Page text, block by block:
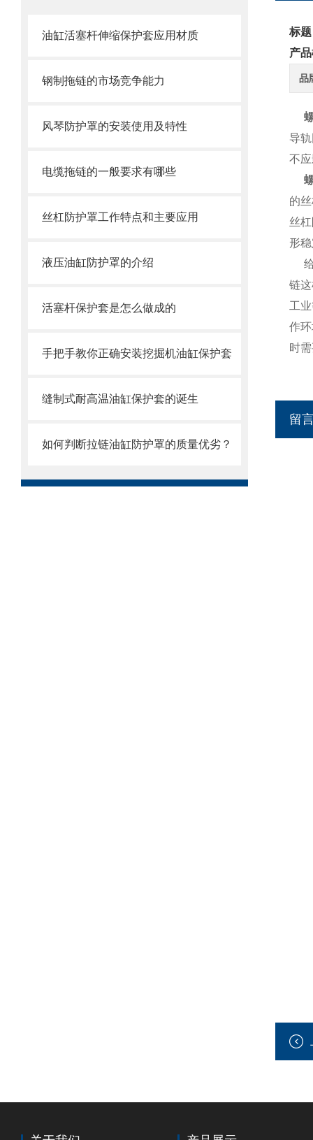
油缸活塞杆伸缩保护套应用材质
钢制拖链的市场竞争能力
风琴防护罩的安装使用及特性
电缆拖链的一般要求有哪些
丝杠防护罩工作特点和主要应用
液压油缸防护罩的介绍
活塞杆保护套是怎么做成的
手把手教你正确安装挖掘机油缸保护套
缝制式耐高温油缸保护套的诞生
如何判断拉链油缸防护罩的质量优劣？
标
产
品
螺
导
不
螺
的
丝
形
链
工
作
时
留